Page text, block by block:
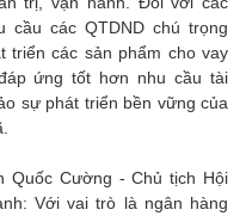
cầu các QTDND chú trọng
triển các sản phẩm cho vay
ứng tốt hơn nhu cầu tài
sự phát triển bền vững của
Quốc Cường - Chủ tịch Hội
Với vai trò là ngân hàng